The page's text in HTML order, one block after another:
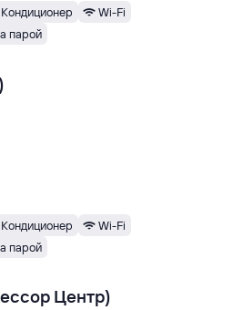
Кондиционер
Wi-Fi
парой
Кондиционер
Wi-Fi
парой
Центр)